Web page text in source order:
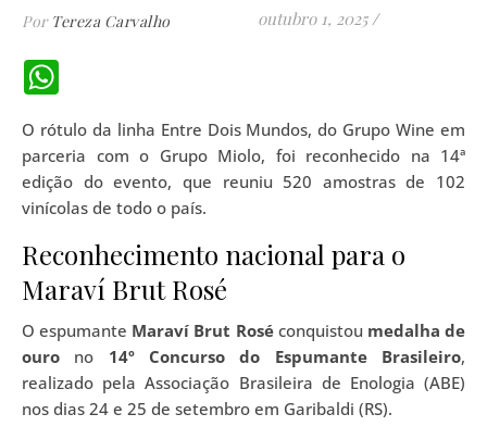
outubro 1, 2025 /
Por Tereza Carvalho
O rótulo da linha Entre Dois Mundos, do Grupo Wine em
parceria com o Grupo Miolo, foi reconhecido na 14ª
edição do evento, que reuniu 520 amostras de 102
vinícolas de todo o país.
Reconhecimento nacional para o
Maraví Brut Rosé
O espumante Maraví Brut Roséconquistou medalha de
ouro no 14º Concurso do Espumante Brasileiro,
realizado pela Associação Brasileira de Enologia (ABE)
nos dias 24 e 25 de setembro em Garibaldi (RS).